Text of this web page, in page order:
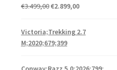
€3.499,00€2.899,00
Victoria;Trekking 2.7
M;2020;679;399